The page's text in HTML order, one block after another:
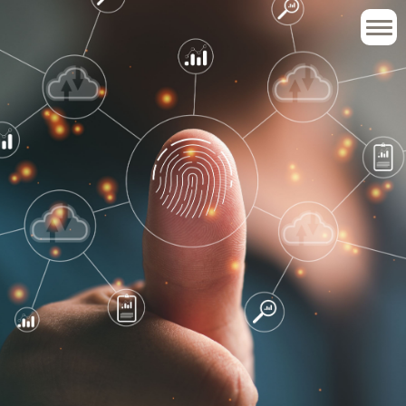
Tervezett események
Elhangzott előadások